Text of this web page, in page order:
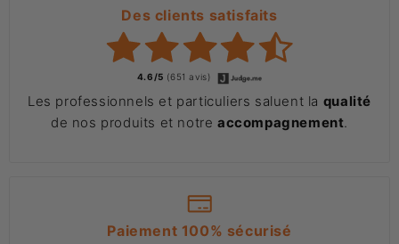
Des clients satisfaits
4.6/5 (651 avis)
Les professionnels et particuliers saluent la qualité
de nos produits et notre accompagnement
Paiement 100% sécurisé